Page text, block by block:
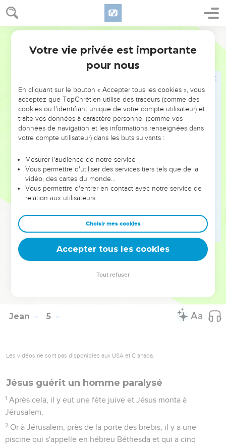
Jean 4
pendant la fête. En effet, eux aussi étaient allés à la fête.
46 Jésus retourna donc à Cana en Galilée, où il avait changé
fils était malade.
Quand il apprit que Jésus était venu de Judée en Galilée,
était sur le point de mourir.
Jésus lui dit : « Si vous ne voyez pas des signes et des
prodiges, vous ne croirez donc pas ? »
L'officier du roi lui dit : « Seigneur, descends avant que
« Vas-y, lui dit Jésus, ton fils vit. » Cet homme crut à la
parole que Jésus lui avait dite et s'en alla.
Il était déjà en train de redescendre lorsque ses serviteurs
vinrent à sa rencontre et lui dirent : « Ton enfant vit. »
Il leur demanda à quelle heure il était allé mieux et ils lui
dirent : « C’est hier, à une heure de l'après-midi, que la fièvre
l'a quitté. »
Le père reconnut que c'était à cette heure-là que Jésus lui
Jean 5
Les vidéos ne sont pas disponibles aux USA et C anada.
Jésus guérit un homme paralysé
1 Après cela, il y eut une fête juive et Jésus monta à
Jérusalem.
2 Or à Jérusalem, près de la porte des brebis, il y a une
piscine qui s'appelle en hébreu Béthesda et qui a cinq
Votre vie privée est importante
pour nous
En cliquant sur le bouton « Accepter tous les cookies », vous
acceptez que TopChrétien utilise des traceurs (comme des
cookies ou l'identifiant unique de votre compte utilisateur) et
traite vos données à caractère personnel (comme vos
données de navigation et les informations renseignées dans
votre compte utilisateur) dans les buts suivants :
Mesurer l'audience de notre service
Vous permettre d'utiliser des services tiers tels que de la
vidéo, des cartes du monde…
Vous permettre d'entrer en contact avec notre service de
relation aux utilisateurs.
Choisir mes cookies
Accepter tous les cookies
Tout refuser